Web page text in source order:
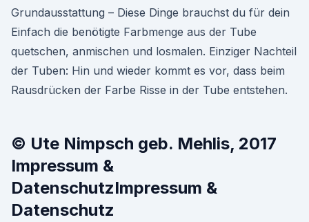
Grundausstattung – Diese Dinge brauchst du für dein
Einfach die benötigte Farbmenge aus der Tube
quetschen, anmischen und losmalen. Einziger Nachteil
der Tuben: Hin und wieder kommt es vor, dass beim
Rausdrücken der Farbe Risse in der Tube entstehen.
© Ute Nimpsch geb. Mehlis, 2017
Impressum &
DatenschutzImpressum &
Datenschutz